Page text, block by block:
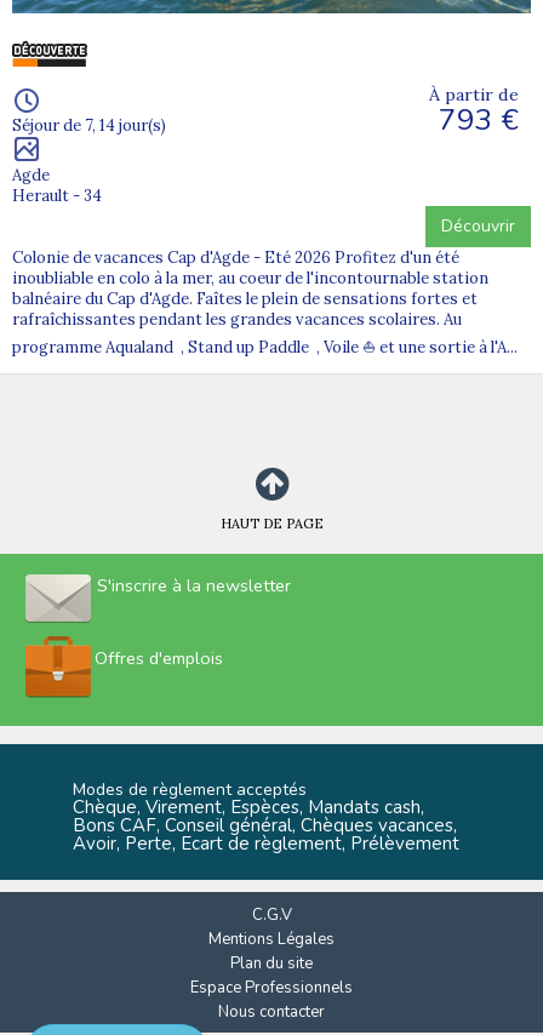
Séjour de 7, 14 jour(s)
Agde
Herault - 34
À partir de
793 €
Découvrir
Colonie de vacances Cap d'Agde - Eté 2026 Profitez d'un été
inoubliable en colo à la mer, au coeur de l'incontournable station
balnéaire du Cap d'Agde. Faîtes le plein de sensations fortes et
rafraîchissantes pendant les grandes vacances scolaires. Au
programme Aqualand , Stand up Paddle , Voile ⛵ et une sortie à l'A...
HAUT DE PAGE
S'inscrire à la newsletter
Offres d'emplois
Modes de règlement acceptés
Chèque, Virement, Espèces, Mandats cash,
Bons CAF, Conseil général, Chèques vacances,
Avoir, Perte, Ecart de règlement, Prélèvement
C.G.V
Mentions Légales
Plan du site
Espace Professionnels
Nous contacter